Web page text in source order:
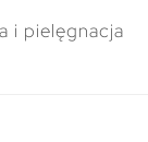
i pielęgnacja